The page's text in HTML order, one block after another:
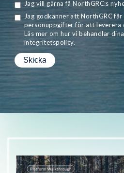
Jag vill gärna få NorthGRC:s
Jag godkänner att NorthGRC
personuppgifter för att leverera
Läs mer om hur vi behandlar
integritetspolicy.